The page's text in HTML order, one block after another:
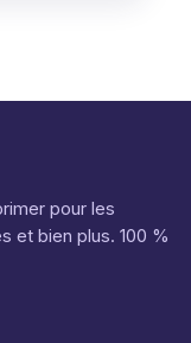
pour les
et bien plus. 100 %